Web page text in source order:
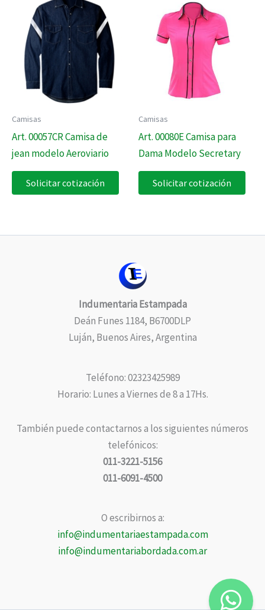
Camisas
Art. 00057CR Camisa de
jean modelo Aeroviario
Solicitar cotización
Camisas
Art. 00080E Camisa para
Dama Modelo Secretary
Solicitar cotización
Indumentaria Estampada
Deán Funes 1184, B6700DLP
Luján, Buenos Aires, Argentina
Teléfono: 02323425989
Horario: Lunes a Viernes de 8 a 17Hs.
También puede contactarnos a los siguientes números
telefónicos:
011-3221-5156
011-6091-4500
O escribirnos a:
info@indumentariaestampada.com
info@indumentariabordada.com.ar